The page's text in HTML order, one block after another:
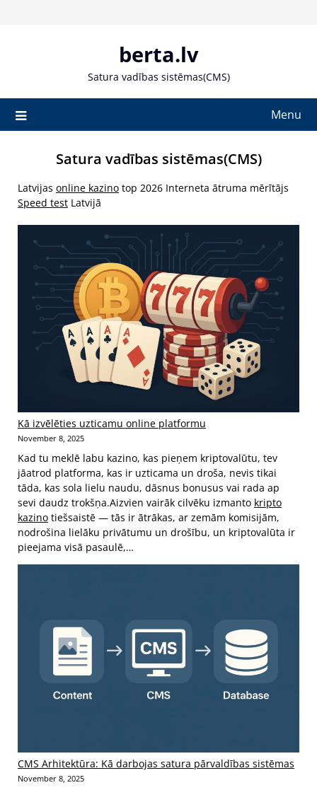
berta.lv
Satura vadības sistēmas(CMS)
Menu
Satura vadības sistēmas(CMS)
Latvijas online kazino top 2026 Interneta ātruma mērītājs
Speed test Latvijā
Kā izvēlēties uzticamu online platformu
November 8, 2025
Kad tu meklē labu kazino, kas pieņem kriptovalūtu, tev
jāatrod platforma, kas ir uzticama un droša, nevis tikai
tāda, kas sola lielu naudu, dāsnus bonusus vai rada ap
sevi daudz trokšņa.Aizvien vairāk cilvēku izmanto kripto
kazino tiešsaistē — tās ir ātrākas, ar zemām komisijām,
nodrošina lielāku privātumu un drošību, un kriptovalūta ir
pieejama visā pasaulē,…
CMS Arhitektūra: Kā darbojas satura pārvaldības sistēmas
November 8, 2025